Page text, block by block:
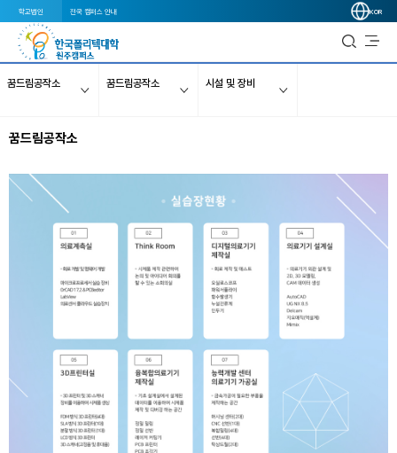
학교법인 전국 캠퍼스 안내 KOR
꿈드림공작소 꿈드림공작소 시설 및 장비
꿈드림공작소